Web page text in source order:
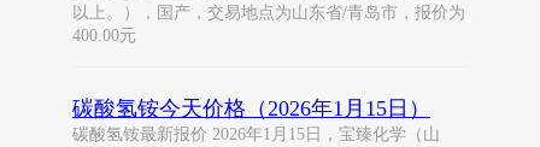
以上。），国产，交易地点为山东省/青岛市，报价为
400.00元
碳酸氢铵今天价格（2026年1月15日）
碳酸氢铵最新报价 2026年1月15日，宝臻化学（山